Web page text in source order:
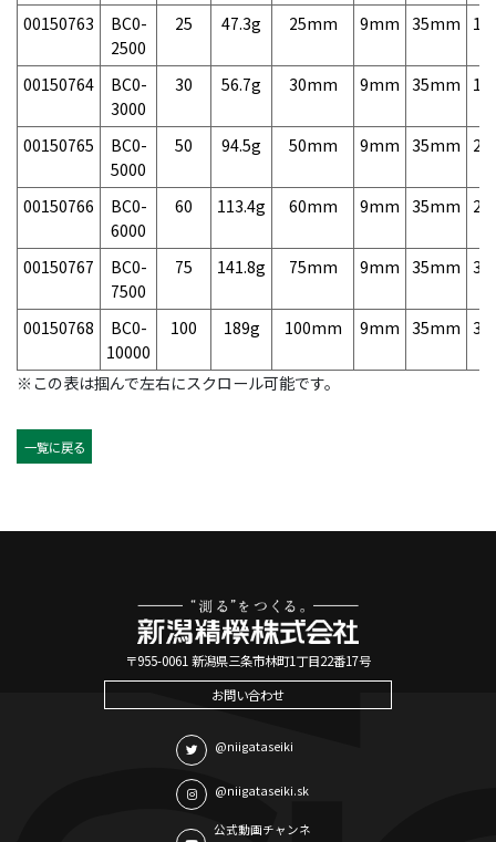
00150763
BC0-
2500
25 47.3g 25mm 9mm 35mm
00150764
BC0-
3000
30 56.7g 30mm 9mm 35mm
00150765
BC0-
5000
50 94.5g 50mm 9mm 35mm
00150766
BC0-
6000
60 113.4g 60mm 9mm 35mm
00150767
BC0-
7500
75 141.8g 75mm 9mm 35mm
00150768
BC0-
10000
100 189g 100mm 9mm 35mm
※この表は掴んで左右にスクロール可能です。
一覧に戻る
〒955-0061 新潟県三条市林町1丁目22番17号
お問い合わせ
@niigataseiki
@niigataseiki.sk
公式動画チャンネ